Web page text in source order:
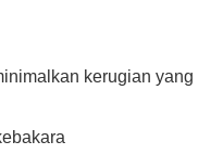
kerugian yang